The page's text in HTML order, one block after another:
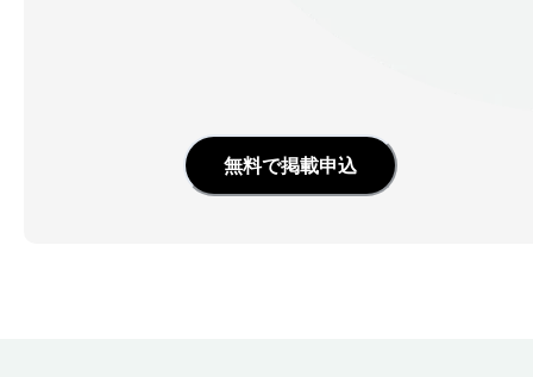
無料で掲載申込